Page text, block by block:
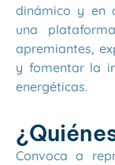
dinámico y en
una
apremiantes,
y fomentar la
energéticas.
Convoca a